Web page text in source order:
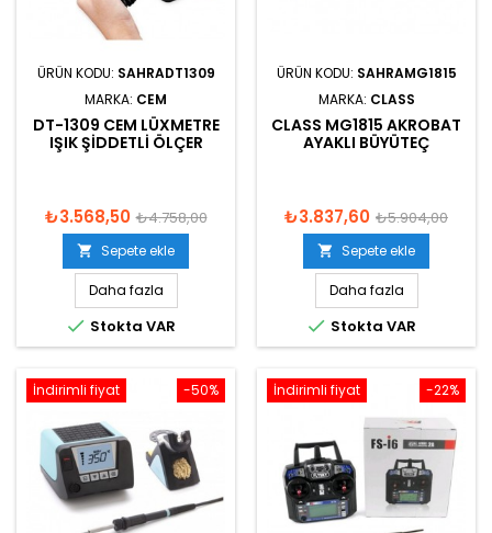
ÜRÜN KODU: SAHRADT1309
MARKA: CEM
DT-1309 CEM LÜXMETRE
IŞIK ŞIDDETLI ÖLÇER
₺3.568,50 ₺4.758,00
 Sepete ekle
Daha fazla
 Stokta VAR
ÜRÜN KODU: SAHRAMG1815
MARKA: CLASS
CLASS MG1815 AKROBAT
AYAKLI BÜYÜTEÇ
₺3.837,60 ₺5.904,00
 Sepete ekle
Daha fazla
 Stokta VAR
-50%
İndirimli fiyat -22%
İndirimli fiyat